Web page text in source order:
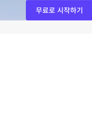
무료로 시작하기